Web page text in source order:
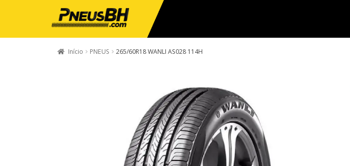
Início PNEUS 265/60R18 WANLI AS028 114H